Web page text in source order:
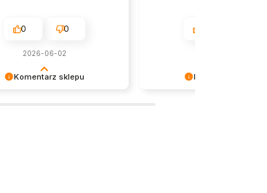
Komentarz sklepu
0 0
2026-06-02
Komentarz sklepu